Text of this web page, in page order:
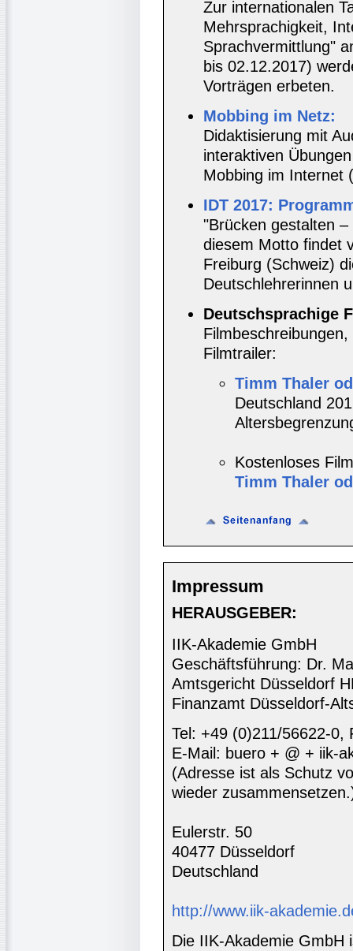
Zur internationalen
Mehrsprachigkeit,
Sprachvermittlung"
bis 02.12.2017)
Vorträgen erbeten.
Mobbing im Netz:
Didaktisierung mit
interaktiven
Mobbing im Internet
IDT 2017:
"Brücken gestalten
diesem Motto findet
Freiburg (Schweiz)
Deutschlehrerinnen
Deutschsprachige
Filmtrailer:
Timm Thaler
Deutschland
Kostenloses
Timm Thaler
Impressum
HERAUSGEBER:
IIK-Akademie GmbH
Geschäftsführung: Dr.
Amtsgericht Düsseldorf
Finanzamt Düsseldorf-
Tel: +49 (0)211/56622-0,
E-Mail: buero + @ + iik-
(Adresse ist als Schutz
wieder
Eulerstr. 50
40477 Düsseldorf
Deutschland
http://www.iik-
Die IIK-Akademie GmbH